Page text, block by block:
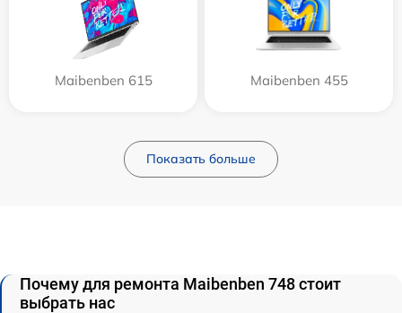
Maibenben 615 Maibenben 455
Показать больше
Почему для ремонта Maibenben 748 стоит
выбрать нас